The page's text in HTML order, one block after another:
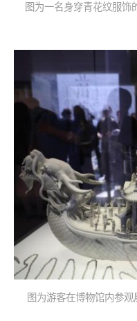
图为一名身穿青花纹服饰
图为游客在博物馆内参